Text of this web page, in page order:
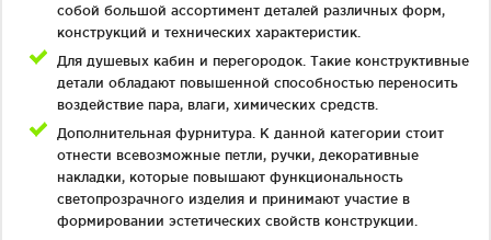
собой большой ассортимент деталей различных форм,
конструкций и технических характеристик.
Для душевых кабин и перегородок. Такие конструктивные
детали обладают повышенной способностью переносить
воздействие пара, влаги, химических средств.
Дополнительная фурнитура. К данной категории стоит
отнести всевозможные петли, ручки, декоративные
накладки, которые повышают функциональность
светопрозрачного изделия и принимают участие в
формировании эстетических свойств конструкции.